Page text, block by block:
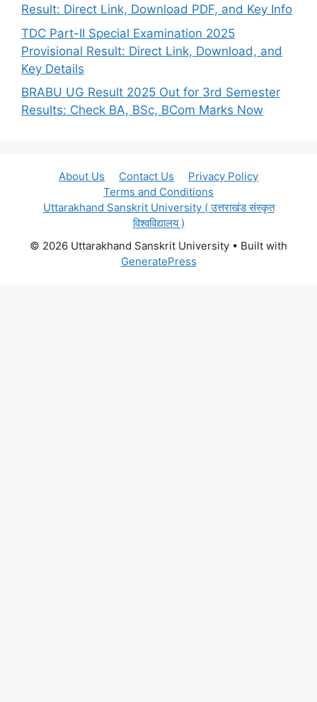
Result: Direct Link, Download PDF, and Key Info
TDC Part-II Special Examination 2025
Provisional Result: Direct Link, Download, and
Key Details
BRABU UG Result 2025 Out for 3rd Semester
Results: Check BA, BSc, BCom Marks Now
About Us Contact Us
Privacy Policy
Terms and Conditions
Uttarakhand Sanskrit University ( उत्तराखंड संस्कृत
विश्वविद्यालय )
© 2026 Uttarakhand Sanskrit University • Built with
GeneratePress